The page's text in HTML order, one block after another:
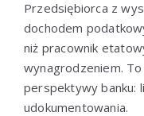
Przedsiębiorca z
dochodem
niż pracownik
wynagrodzeniem.
perspektywy banku:
udokumentowania.